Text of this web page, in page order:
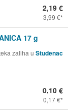
2,19 €
3,99 €
17 g
zaliha u Studenac
0,10 €
0,17 €